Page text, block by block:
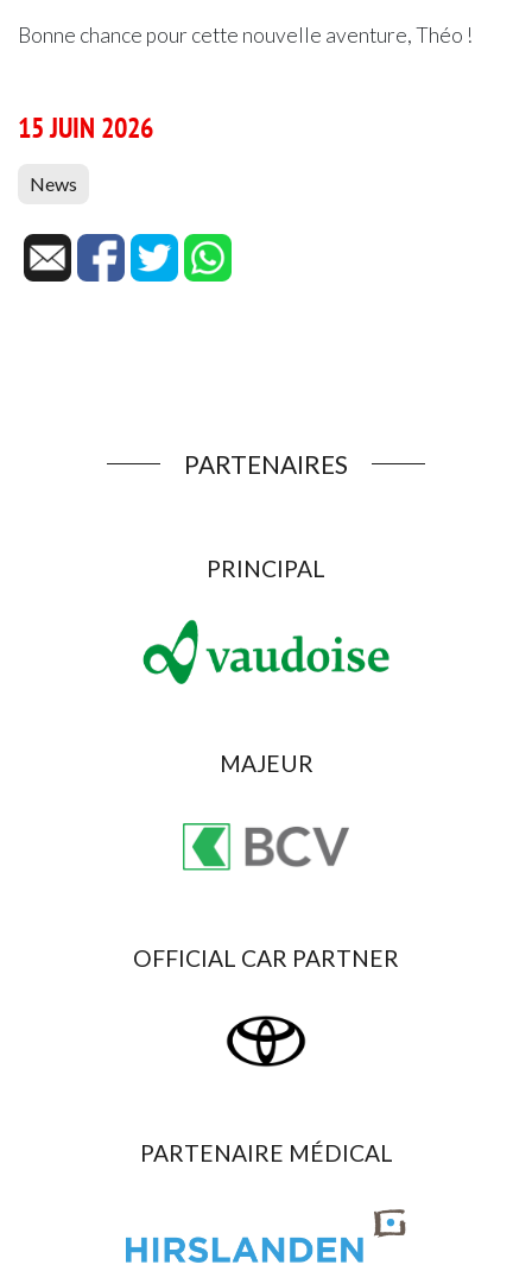
Bonne chance pour cette nouvelle aventure, Théo !
15 JUIN 2026
News
PARTENAIRES
PRINCIPAL
MAJEUR
OFFICIAL CAR PARTNER
PARTENAIRE MÉDICAL